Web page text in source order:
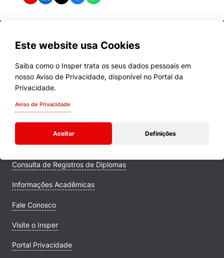
Este website usa Cookies
Saiba como o Insper trata os seus dados pessoais em
nosso Aviso de Privacidade, disponível no Portal da
Privacidade.
Aviso de Privacidade
Aceitar Definições
Cursos
Quem Somos
Comunidade Transforme
Campus
Consulta de Registros de Diplomas
Informações Acadêmicas
Fale Conosco
Visite o Insper
Portal Privacidade